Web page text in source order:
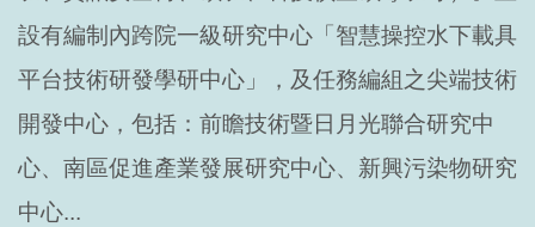
設有編制內跨院一級研究中心「智慧操控水下載具
平台技術研發學研中心」，及任務編組之尖端技術
開發中心，包括：前瞻技術暨日月光聯合研究中
心、南區促進產業發展研究中心、新興污染物研究
中心...